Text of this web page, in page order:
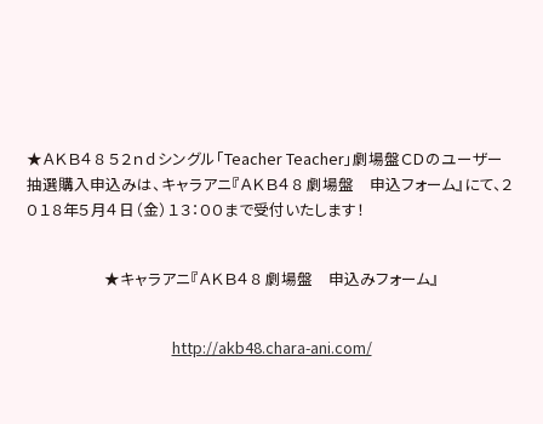
★ＡＫＢ４８ ５２ｎｄシングル「Teacher Teacher」劇場盤ＣＤのユーザー
抽選購入申込みは、キャラアニ『ＡＫＢ４８ 劇場盤 申込フォーム』にて、２
０１８年５月４日（金）１３：００まで受付いたします！
★キャラアニ『ＡＫＢ４８ 劇場盤 申込みフォーム』
http://akb48.chara-ani.com/